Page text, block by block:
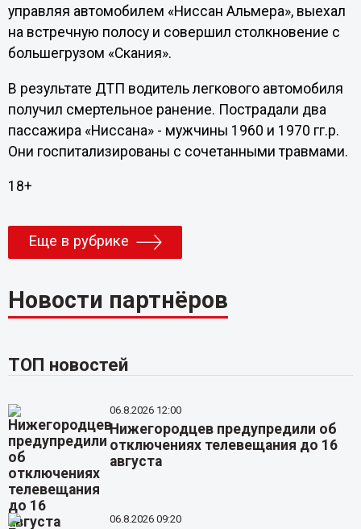
управляя автомобилем «Ниссан Альмера», выехал
на встречную полосу и совершил столкновение с
большегрузом «Скания».
В результате ДТП водитель легкового автомобиля
получил смертельное ранение. Пострадали два
пассажира «Ниссана» - мужчины 1960 и 1970 гг.р.
Они госпитализированы с сочетанными травмами.
18+
Еще в рубрике
Новости партнёров
ТОП новостей
06.8.2026 12:00
Нижегородцев предупредили об
отключениях телевещания до 16
августа
06.8.2026 09:20